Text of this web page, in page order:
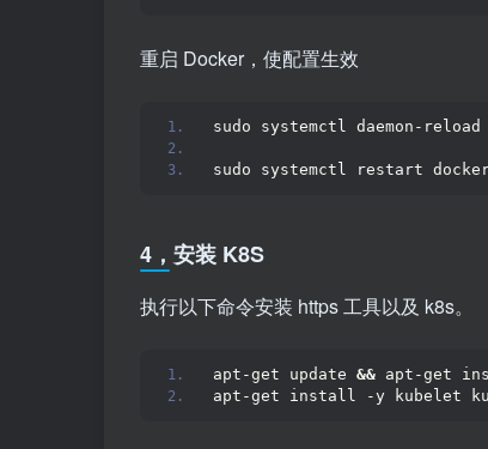
重启 Docker，使配置生效
sudo systemctl daemon-reload
sudo systemctl restart
4，安装 K8S
执行以下命令安装 https 工具以及 k8s。
apt-get update && apt-get
apt-get install -y kubelet